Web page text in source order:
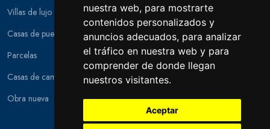
nuestra web, para mostrarte
contenidos personalizados y
anuncios adecuados, para analizar
el tráfico en nuestra web y para
comprender de donde llegan
nuestros visitantes.
Aceptar
Villas de lujo
Casas de pueblo
Parcelas
Casas de campo
Obra nueva